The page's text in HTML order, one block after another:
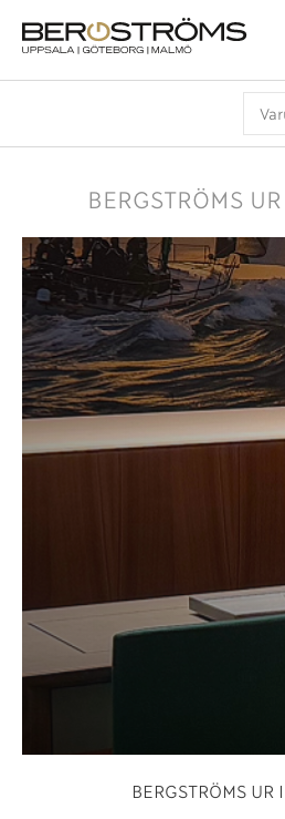
BERGSTRÖMS
BERGSTRÖMS UR